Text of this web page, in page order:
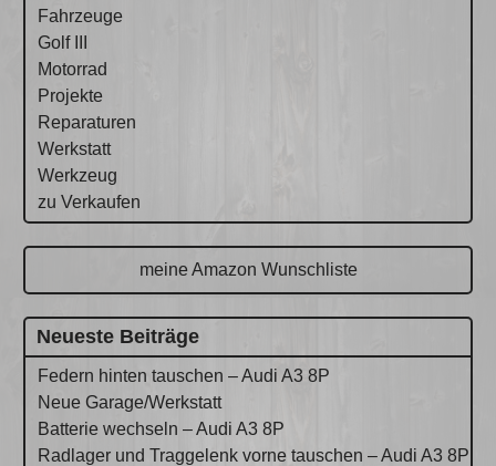
Fahrzeuge
Golf III
Motorrad
Projekte
Reparaturen
Werkstatt
Werkzeug
zu Verkaufen
meine Amazon Wunschliste
Neueste Beiträge
Federn hinten tauschen – Audi A3 8P
Neue Garage/Werkstatt
Batterie wechseln – Audi A3 8P
Radlager und Traggelenk vorne tauschen – Audi A3 8P